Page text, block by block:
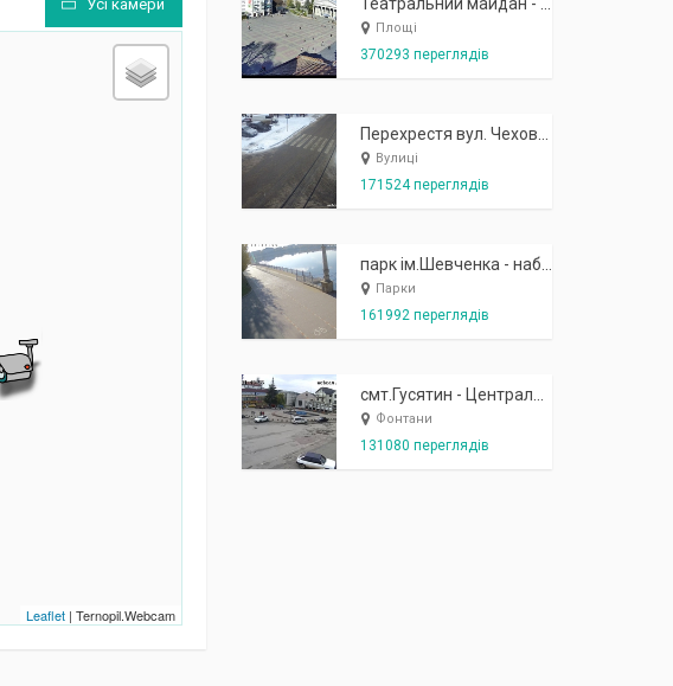
Усі камери
Leaflet| Ternopil.Webcam
Площі
370293 переглядів
Вулиці
171524 переглядів
Парки
161992 переглядів
Фонтани
131080 переглядів